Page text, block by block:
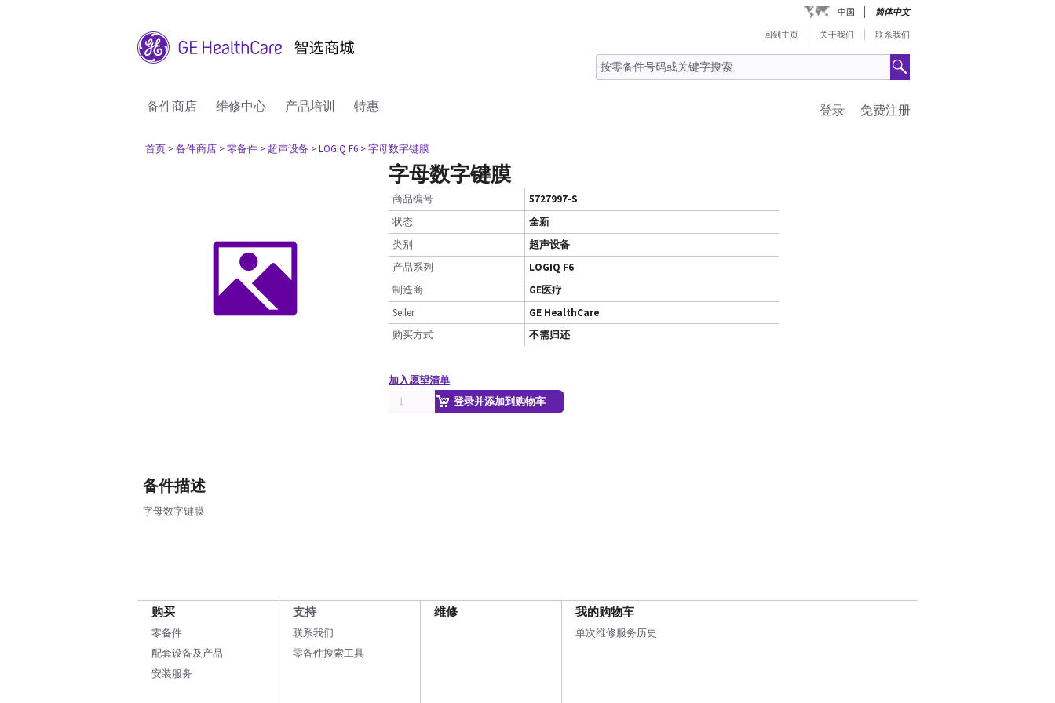
中国 简体中文
回到主页 关于我们 联系我们
备件商店 维修中心 产品培训 特惠 免费注册
登录
首页 > 备件商店 > 零备件 > 超声设备 > LOGIQ F6 > 字母数字键膜
字母数字键膜
商品编号
5727997-S
状态
全新
类别
超声设备
产品系列
LOGIQ F6
制造商
GE医疗
Seller
GE HealthCare
购买方式
不需归还
加入愿望清单
登录并添加到购物车
备件描述
字母数字键膜
购买
零备件
配套设备及产品
安装服务
支持
联系我们
零备件搜索工具
维修 我的购物车
单次维修服务历史